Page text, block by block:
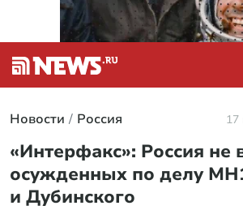
Новости Россия 17
«Интерфакс»: Россия не
осужденных по делу
и Дубинского